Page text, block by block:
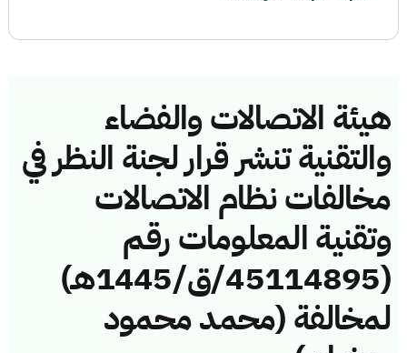
هيئة الاتصالات والفضاء
والتقنية تنشر قرار لجنة النظر في
مخالفات نظام الاتصالات
وتقنية المعلومات رقم
(45114895/ق/1445هـ)
لمخالفة (محمد محمود